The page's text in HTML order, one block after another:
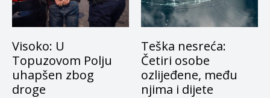
Visoko: U
Topuzovom Polju
uhapšen zbog
droge
Teška nesreća:
Četiri osobe
ozlijeđene, među
njima i dijete